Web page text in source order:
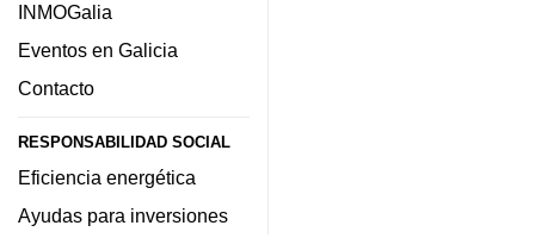
INMOGalia
Eventos en Galicia
Contacto
RESPONSABILIDAD SOCIAL
Eficiencia energética
Ayudas para inversiones